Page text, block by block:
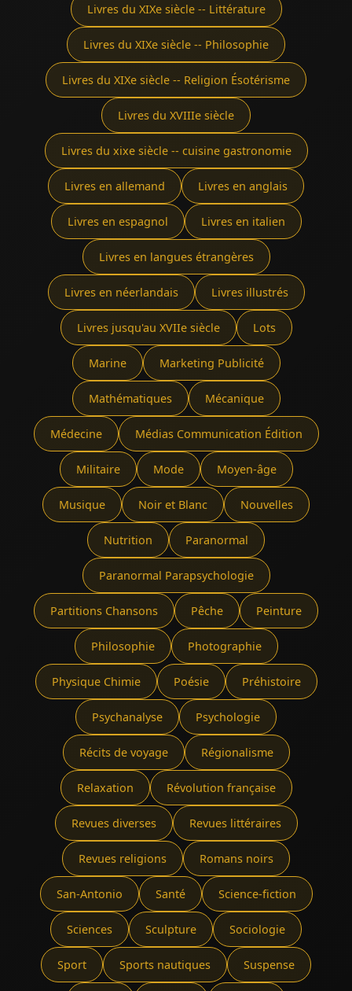
Livres du XIXe siècle -- Littérature
Livres du XIXe siècle -- Philosophie
Livres du XIXe siècle -- Religion Ésotérisme
Livres du XVIIIe siècle
Livres du xixe siècle -- cuisine gastronomie
Livres en allemand Livres en anglais
Livres en espagnol Livres en italien
Livres en langues étrangères
Livres en néerlandais Livres illustrés
Livres jusqu'au XVIIe siècle Lots
Marine Marketing Publicité
Mathématiques Mécanique
Médecine Médias Communication Édition
Militaire Mode Moyen-âge
Musique Noir et Blanc Nouvelles
Nutrition Paranormal
Paranormal Parapsychologie
Partitions Chansons Pêche Peinture
Philosophie Photographie
Physique Chimie Poésie Préhistoire
Psychanalyse Psychologie
Récits de voyage Régionalisme
Relaxation Révolution française
Revues diverses Revues littéraires
Revues religions Romans noirs
San-Antonio Santé Science-fiction
Sciences Sculpture Sociologie
Sport Sports nautiques Suspense